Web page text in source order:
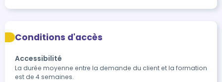
Conditions d'accès
Accessibilité
La durée moyenne entre la demande du client et la formation
est de 4 semaines.